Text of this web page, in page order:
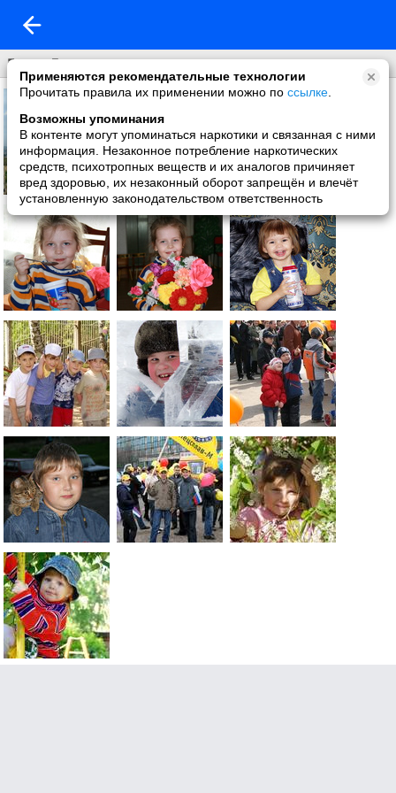
Применяются рекомендательные технологии
Прочитать правила их применении можно по ссылке
Возможны упоминания
В контенте могут упоминаться наркотики и связанная с ними
информация. Незаконное потребление наркотических
средств, психотропных веществ и их аналогов причиняет
вред здоровью, их незаконный оборот запрещён и влечёт
установленную законодательством ответственность
Город Лысьва и его жители.